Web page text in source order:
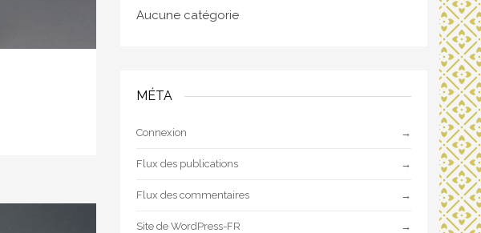
Aucune catégorie
MÉTA
Connexion
Flux des publications
Flux des commentaires
Site de WordPress-FR